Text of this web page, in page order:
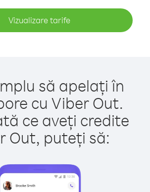
Vizualizare tarife
să apelați în
cu Viber Out.
ce aveți credite
Out, puteți să: